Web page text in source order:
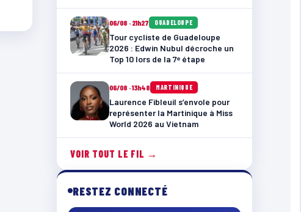
06/08 · 21h27 GUADELOUPE
Tour cycliste de Guadeloupe
2026 : Edwin Nubul décroche un
Top 10 lors de la 7ᵉ étape
06/08 · 13h48 MARTINIQUE
Laurence Fibleuil s’envole pour
représenter la Martinique à Miss
World 2026 au Vietnam
VOIR TOUT LE FIL →
RESTEZ CONNECTÉ